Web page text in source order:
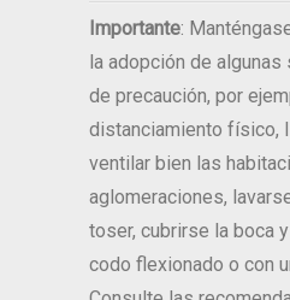
Importante:
la adopción de
de precaución, por
distanciamiento físico,
ventilar bien las
aglomeraciones,
toser, cubrirse la boca
codo flexionado o con